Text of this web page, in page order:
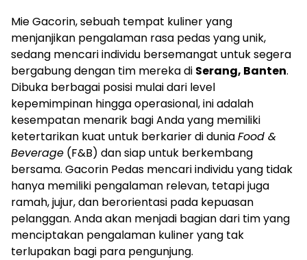
Mie Gacorin, sebuah tempat kuliner yang
menjanjikan pengalaman rasa pedas yang unik,
sedang mencari individu bersemangat untuk segera
bergabung dengan tim mereka di Serang, Banten.
Dibuka berbagai posisi mulai dari level
kepemimpinan hingga operasional, ini adalah
kesempatan menarik bagi Anda yang memiliki
ketertarikan kuat untuk berkarier di duniaFood &
Beverage (F&B) dan siap untuk berkembang
bersama. Gacorin Pedas mencari individu yang tidak
hanya memiliki pengalaman relevan, tetapi juga
ramah, jujur, dan berorientasi pada kepuasan
pelanggan. Anda akan menjadi bagian dari tim yang
menciptakan pengalaman kuliner yang tak
terlupakan bagi para pengunjung.